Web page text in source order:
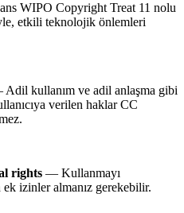
WIPO Copyright Treat 11 nolu
etkili teknolojik önlemleri
kullanım ve adil anlaşma gibi
verilen haklar CC
rights — Kullanmayı
izinler almanız gerekebilir.